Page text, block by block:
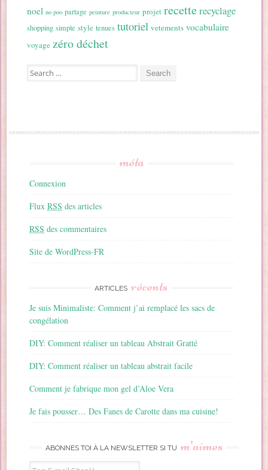
noel no poo partage peinture producteur projet recetterecyclage
shopping simple style tenues tutoriel vetements vocabulaire
voyage zéro déchet
Search for:
méta
Connexion
FluxRSS des articles
RSS des commentaires
Site de WordPress-FR
ARTICLES récents
Je suis Minimaliste: Comment j’ai remplacé les sacs de
congélation
DIY: Comment réaliser un tableau Abstrait Gratté
DIY: Comment réaliser un tableau abstrait facile
Comment je fabrique mon gel d’Aloe Vera
Je fais pousser… Des Fanes de Carotte dans ma cuisine!
ABONNES TOI À LA NEWSLETTER SI TU m’aimes